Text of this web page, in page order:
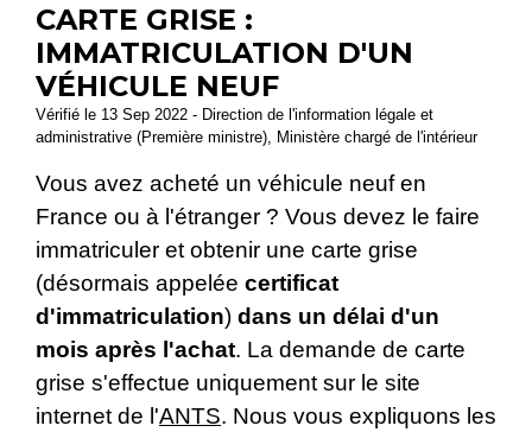
CARTE GRISE :
IMMATRICULATION D'UN
VÉHICULE NEUF
Vérifié le 13 Sep 2022 - Direction de l'information légale et
administrative (Première ministre), Ministère chargé de l'intérieur
Vous avez acheté un véhicule neuf en
France ou à l'étranger ? Vous devez le faire
immatriculer et obtenir une carte grise
(désormais appelée certificat
d'immatriculation) dans un délai d'un
mois après l'achat. La demande de carte
grise s'effectue uniquement sur le site
internet de l'ANTS. Nous vous expliquons les